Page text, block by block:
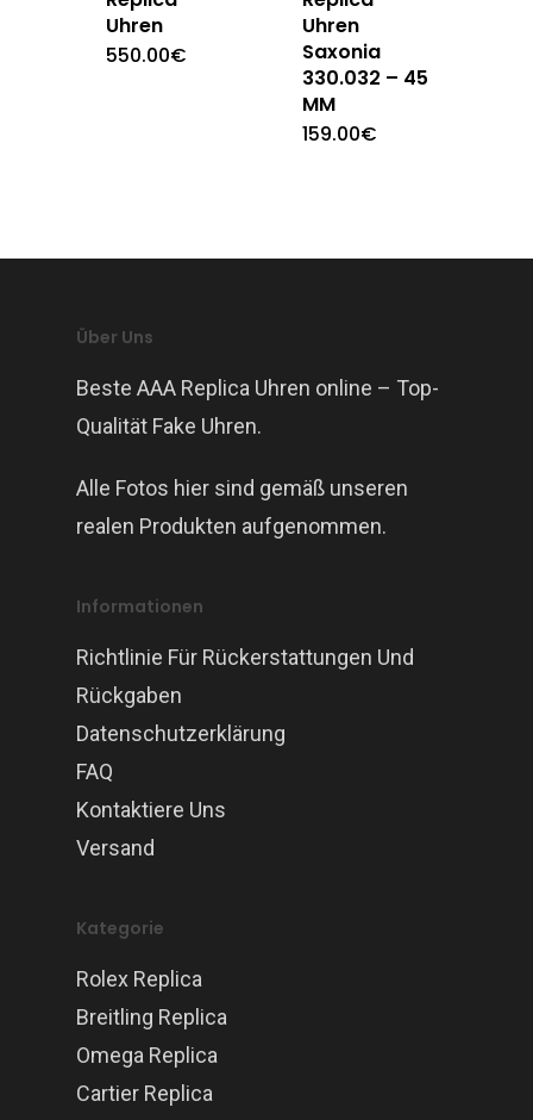
Uhren
550.00€
Uhren
Saxonia
330.032 – 45
MM
159.00€
Über Uns
Beste AAA Replica Uhren online – Top-
Qualität Fake Uhren.
Alle Fotos hier sind gemäß unseren
realen Produkten aufgenommen.
Informationen
Richtlinie Für Rückerstattungen Und
Rückgaben
Datenschutzerklärung
FAQ
Kontaktiere Uns
Versand
Kategorie
Rolex Replica
Breitling Replica
Omega Replica
Cartier Replica